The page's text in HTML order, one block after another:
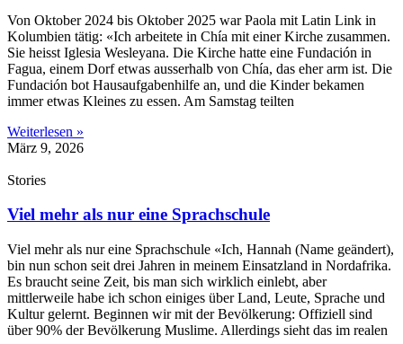
Von Oktober 2024 bis Oktober 2025 war Paola mit Latin Link in
Kolumbien tätig: «Ich arbeitete in Chía mit einer Kirche zusammen.
Sie heisst Iglesia Wesleyana. Die Kirche hatte eine Fundación in
Fagua, einem Dorf etwas ausserhalb von Chía, das eher arm ist. Die
Fundación bot Hausaufgabenhilfe an, und die Kinder bekamen
immer etwas Kleines zu essen. Am Samstag teilten
Weiterlesen »
März 9, 2026
Stories
Viel mehr als nur eine Sprachschule
Viel mehr als nur eine Sprachschule «Ich, Hannah (Name geändert),
bin nun schon seit drei Jahren in meinem Einsatzland in Nordafrika.
Es braucht seine Zeit, bis man sich wirklich einlebt, aber
mittlerweile habe ich schon einiges über Land, Leute, Sprache und
Kultur gelernt. Beginnen wir mit der Bevölkerung: Offiziell sind
über 90% der Bevölkerung Muslime. Allerdings sieht das im realen